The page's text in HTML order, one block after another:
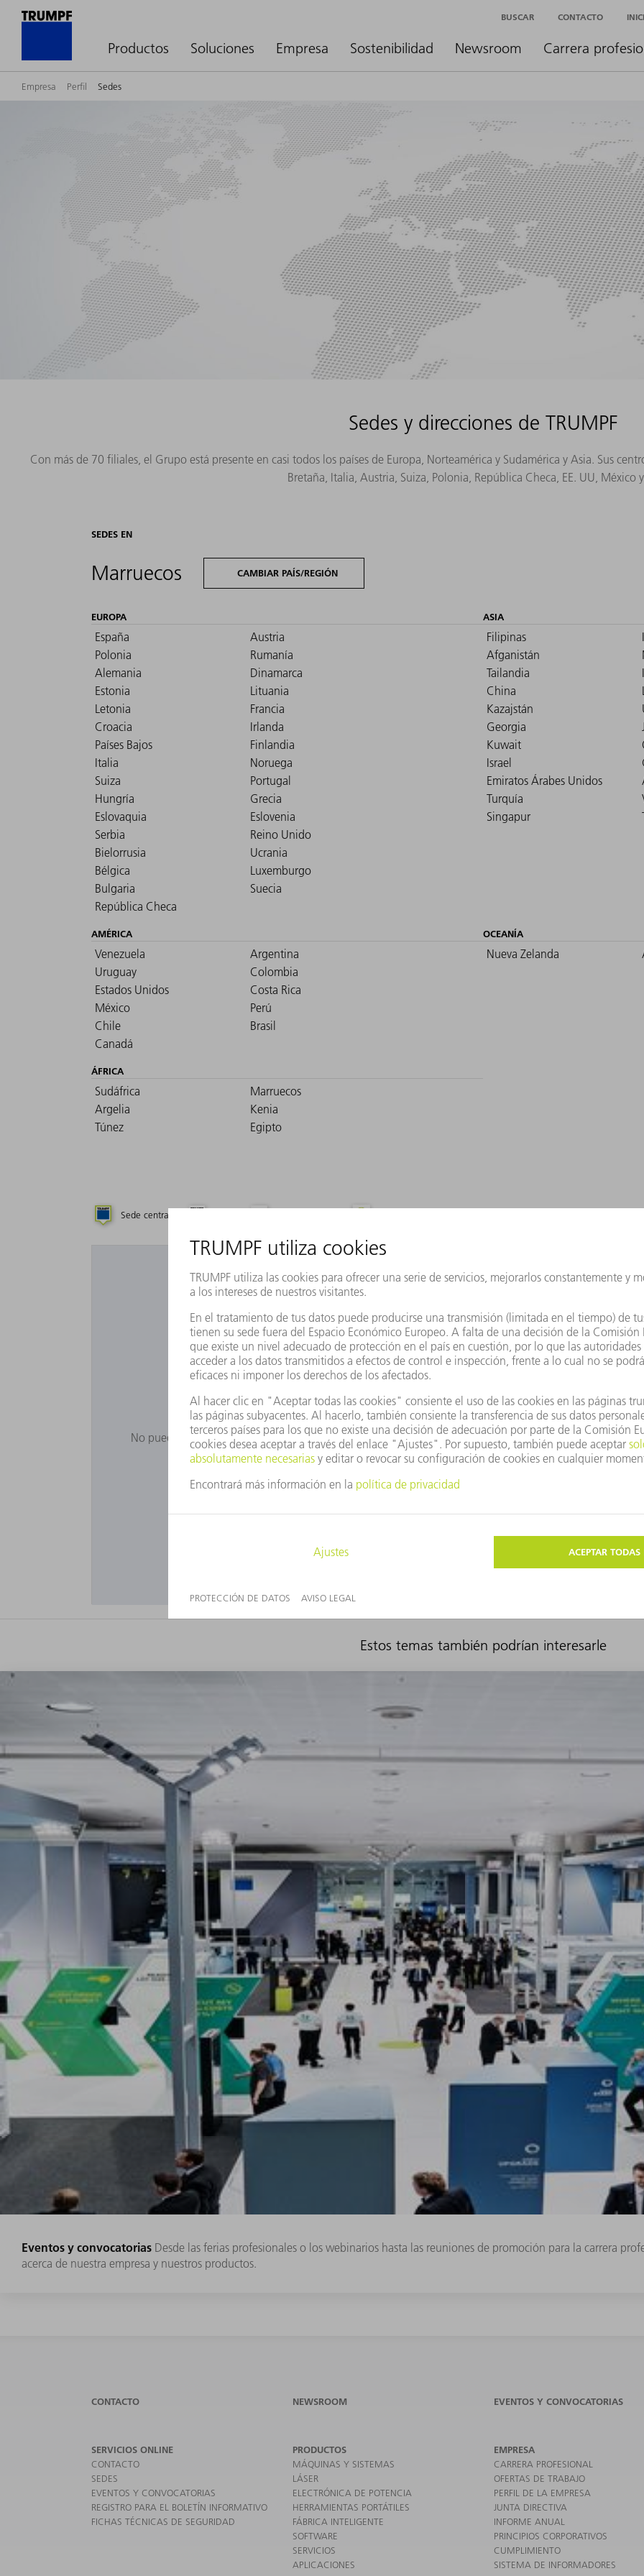
Productos Soluciones Empresa Sostenibilidad Newsroom Carrera
BUSCAR CONTACTO
Empresa Perfil Sedes
Sedes y direcciones de TRUMPF
Con más de 70 filiales, el Grupo está presente en casi todos los países de Europa, Norteamérica y Sudamérica y Asia. Sus
Bretaña, Italia, Austria, Suiza, Polonia, República Checa, EE. UU, México
SEDES EN
Marruecos CAMBIAR PAÍS/REGIÓN
EUROPA
España
Austria
Polonia
Rumanía
Alemania
Dinamarca
Estonia
Lituania
Letonia
Francia
Croacia
Irlanda
Países Bajos
Finlandia
Italia
Noruega
Suiza
Portugal
Hungría
Grecia
Eslovaquia
Eslovenia
Serbia
Reino Unido
Bielorrusia
Ucrania
Bélgica
Luxemburgo
Bulgaria
Suecia
República Checa
ASIA
Filipinas
Afganistán
Tailandia
China
Kazajstán
Georgia
Kuwait
Israel
Emiratos Árabes Unidos
Turquía
Singapur
AMÉRICA
Venezuela
Argentina
Uruguay
Colombia
Estados Unidos
Costa Rica
México
Perú
Chile
Brasil
Canadá
OCEANÍA
Nueva Zelanda
ÁFRICA
Sudáfrica
Marruecos
Argelia
Kenia
Túnez
Egipto
Sede central
¿Desea utilizar Google Maps?
No puede ver Google Maps porque no ha aceptado nuestras cookies. Por favor, ajuste su
Ajustes de privacidad.
Estos temas también podrían interesarle
Eventos y convocatorias Desde las ferias profesionales o los webinarios hasta las reuniones de promoción para la carrera
acerca de nuestra empresa y nuestros productos.
CONTACTO NEWSROOM EVENTOS Y CONVOCATORIAS
SERVICIOS ONLINE
CONTACTO
SEDES
EVENTOS Y CONVOCATORIAS
REGISTRO PARA EL BOLETÍN INFORMATIVO
FICHAS TÉCNICAS DE SEGURIDAD
PRODUCTOS
MÁQUINAS Y SISTEMAS
LÁSER
ELECTRÓNICA DE POTENCIA
HERRAMIENTAS PORTÁTILES
FÁBRICA INTELIGENTE
SOFTWARE
SERVICIOS
APLICACIONES
EMPRESA
CARRERA PROFESIONAL
OFERTAS DE TRABAJO
PERFIL DE LA EMPRESA
JUNTA DIRECTIVA
INFORME ANUAL
PRINCIPIOS CORPORATIVOS
CUMPLIMIENTO
SISTEMA DE INFORMADORES